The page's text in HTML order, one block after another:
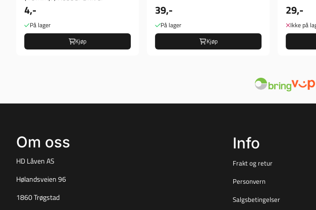
4,-
På lager
Kjøp
39,-
På lager
Kjøp
29,-
Ikke på
Om oss
HD Låven AS
Hølandsveien 96
1860 Trøgstad
Info
Frakt og retur
Personvern
Salgsbetingelser